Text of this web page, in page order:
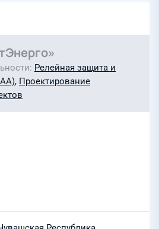
Релейная защита и
, Проектирование